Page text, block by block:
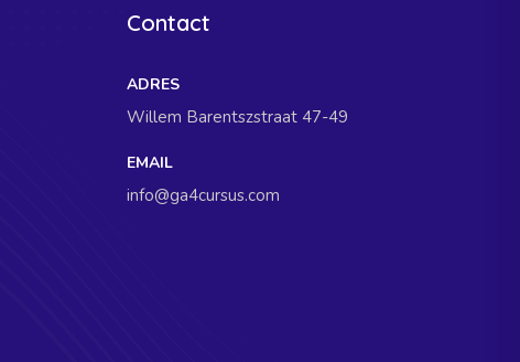
Contact
ADRES
Willem Barentszstraat 47-49
EMAIL
info@ga4cursus.com